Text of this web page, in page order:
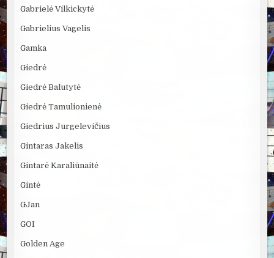
Gabrielė Vilkickytė
Gabrielius Vagelis
Gamka
Giedrė
Giedrė Balutytė
Giedrė Tamulionienė
Giedrius Jurgelevičius
Gintaras Jakelis
Gintarė Karaliūnaitė
Gintė
GJan
GOI
Golden Age